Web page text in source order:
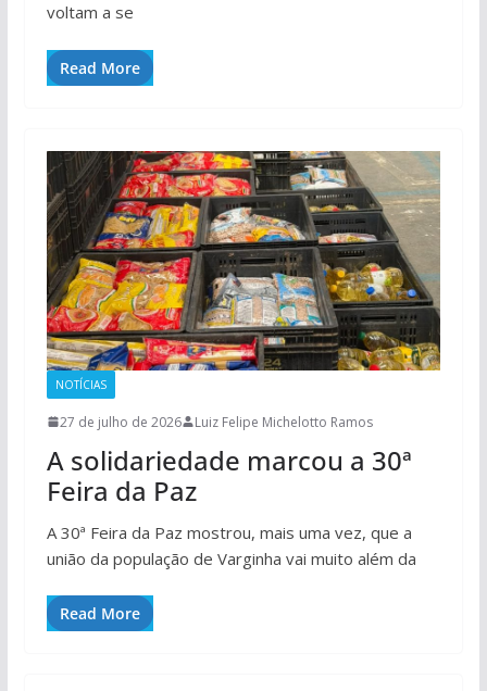
voltam a se
Read More
NOTÍCIAS
27 de julho de 2026 Luiz Felipe Michelotto Ramos
A solidariedade marcou a 30ª
Feira da Paz
A 30ª Feira da Paz mostrou, mais uma vez, que a
união da população de Varginha vai muito além da
Read More